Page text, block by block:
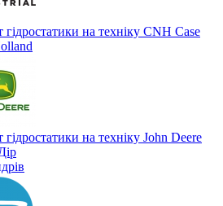
гідростатики на техніку CNH Case
гідростатики на техніку John Deere